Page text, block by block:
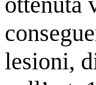
lesioni,